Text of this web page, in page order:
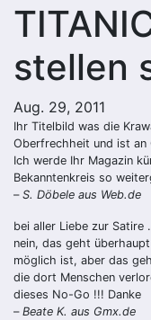
stellen
Aug. 29, 2011
Ihr Titelbild was die
Oberfrechheit und ist an
Ich werde Ihr Magazin
Bekanntenkreis so
– S. Döbele aus Web.de
bei aller Liebe zur
nein, das geht
möglich ist, aber das
die dort Menschen
dieses No-Go !!! Danke
– Beate K. aus Gmx.de